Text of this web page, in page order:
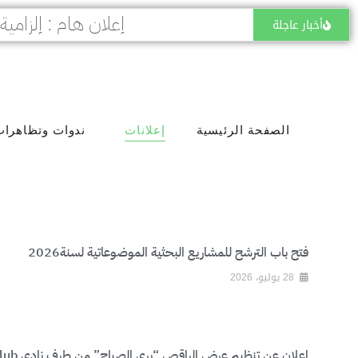
أخبار عاجلة
الصفحة الرئيسية إعلانات ندوات
فتح باب الترشح للمشاريع البحثية الموضوعاتية لسنة2026
28 يوليو، 2026